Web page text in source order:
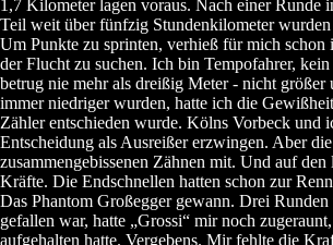
1,7 Kilometer lagen voraus. Nach einer Runde
Teil weit über fünfzig Stundenkilometer
Um Punkte zu sprinten, verhieß für mich
der Flucht zu suchen. Ich bin Tempofahrer,
betrug nie mehr als dreißig Meter - nicht
immer niedriger wurden, hatte ich die
Zähler entschieden wurde. Kölns Vorbeck
Entscheidung als Ausreißer erzwingen. Aber
zusammengebissenen Zähnen mit. Und auf
Kräfte. Die Endschnellen hatten schon zur
Das Phantom Großegger gewann. Drei
gefallen war, hatte „Grossi“ mir noch
aufgehalten hatte. Vergebens. Mir fehlte die